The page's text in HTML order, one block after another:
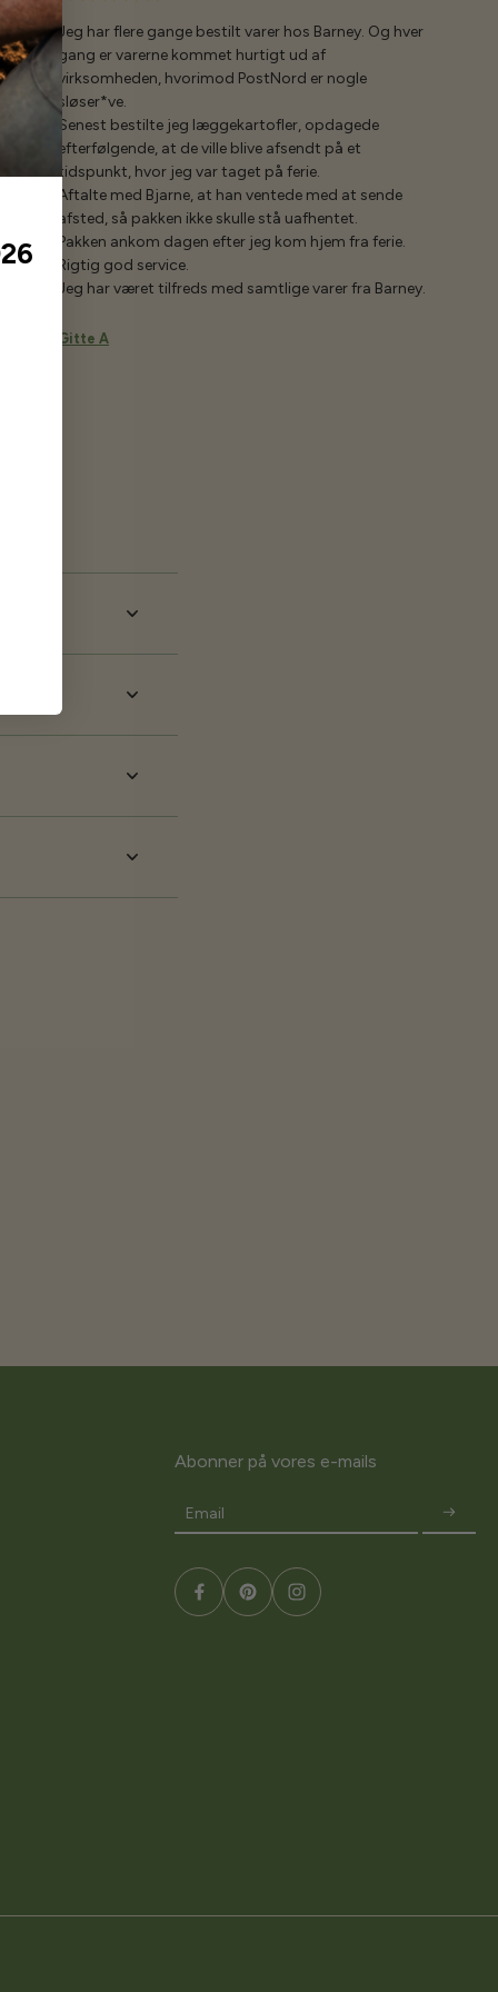
Jeg har flere gange bestilt varer hos Barney. Og hver
gang er varerne kommet hurtigt ud af
virksomheden, hvorimod PostNord er nogle
sløser*ve.
Senest bestilte jeg læggekartofler, opdagede
efterfølgende, at de ville blive afsendt på et
tidspunkt, hvor jeg var taget på ferie.
Aftalte med Bjarne, at han ventede med at sende
afsted, så pakken ikke skulle stå uafhentet.
Pakken ankom dagen efter jeg kom hjem fra ferie.
Rigtig god service.
Jeg har været tilfreds med samtlige varer fra Barney.
Gitte A
Abonner på vores e-mails
Email